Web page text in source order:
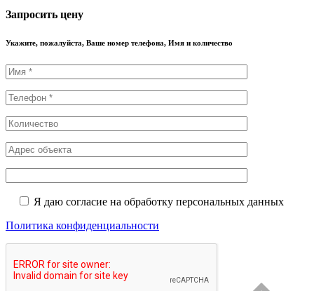
Запросить цену
Укажите, пожалуйста, Ваше номер телефона, Имя и количество
Я даю согласие на обработку персональных данных
Политика конфиденциальности